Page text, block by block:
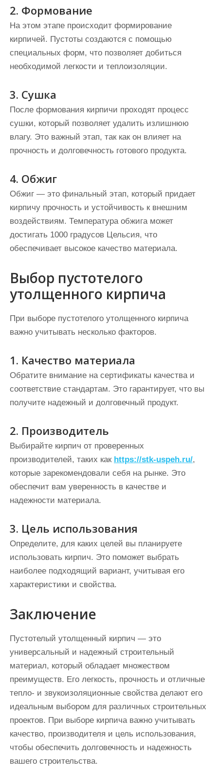
2. Формование
На этом этапе происходит формирование
кирпичей. Пустоты создаются с помощью
специальных форм, что позволяет добиться
необходимой легкости и теплоизоляции.
3. Сушка
После формования кирпичи проходят процесс
сушки, который позволяет удалить излишнюю
влагу. Это важный этап, так как он влияет на
прочность и долговечность готового продукта.
4. Обжиг
Обжиг — это финальный этап, который придает
кирпичу прочность и устойчивость к внешним
воздействиям. Температура обжига может
достигать 1000 градусов Цельсия, что
обеспечивает высокое качество материала.
Выбор пустотелого
утолщенного кирпича
При выборе пустотелого утолщенного кирпича
важно учитывать несколько факторов.
1. Качество материала
Обратите внимание на сертификаты качества и
соответствие стандартам. Это гарантирует, что вы
получите надежный и долговечный продукт.
2. Производитель
Выбирайте кирпич от проверенных
производителей, таких как https://stk-uspeh.ru/,
которые зарекомендовали себя на рынке. Это
обеспечит вам уверенность в качестве и
надежности материала.
3. Цель использования
Определите, для каких целей вы планируете
использовать кирпич. Это поможет выбрать
наиболее подходящий вариант, учитывая его
характеристики и свойства.
Заключение
Пустотелый утолщенный кирпич — это
универсальный и надежный строительный
материал, который обладает множеством
преимуществ. Его легкость, прочность и отличные
тепло- и звукоизоляционные свойства делают его
идеальным выбором для различных строительных
проектов. При выборе кирпича важно учитывать
качество, производителя и цель использования,
чтобы обеспечить долговечность и надежность
вашего строительства.